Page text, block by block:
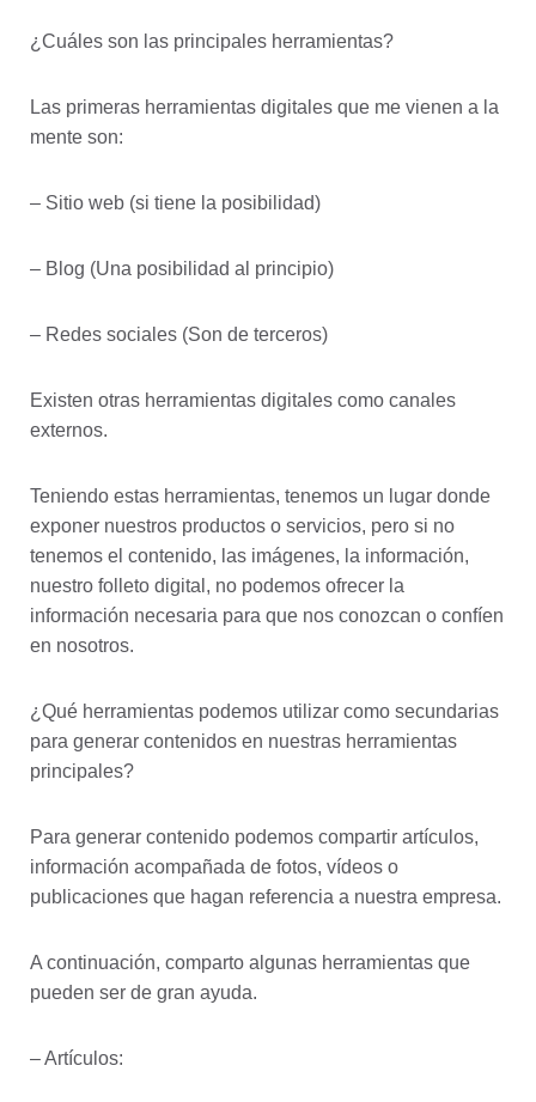
¿Cuáles son las principales herramientas?
Las primeras herramientas digitales que me vienen a la
mente son:
– Sitio web (si tiene la posibilidad)
– Blog (Una posibilidad al principio)
– Redes sociales (Son de terceros)
Existen otras herramientas digitales como canales
externos.
Teniendo estas herramientas, tenemos un lugar donde
exponer nuestros productos o servicios, pero si no
tenemos el contenido, las imágenes, la información,
nuestro folleto digital, no podemos ofrecer la
información necesaria para que nos conozcan o confíen
en nosotros.
¿Qué herramientas podemos utilizar como secundarias
para generar contenidos en nuestras herramientas
principales?
Para generar contenido podemos compartir artículos,
información acompañada de fotos, vídeos o
publicaciones que hagan referencia a nuestra empresa.
A continuación, comparto algunas herramientas que
pueden ser de gran ayuda.
– Artículos: